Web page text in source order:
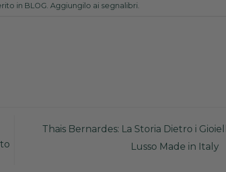
in BLOG . Aggiungilo ai segnalibri
Thais Bernardes: La Storia Dietro i
Lusso Made in Italy